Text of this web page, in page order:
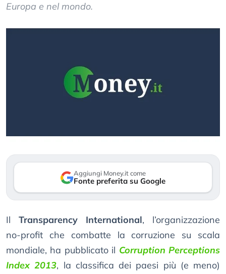
Europa e nel mondo.
Aggiungi Money.it come
Fonte preferita su Google
Il Transparency International, l’organizzazione
no-profit che combatte la corruzione su scala
mondiale, ha pubblicato il Corruption Perceptions
Index 2013, la classifica dei paesi più (e meno)